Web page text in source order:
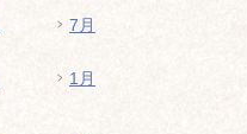
7月
1月